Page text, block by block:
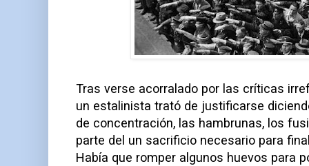
Tras verse acorralado por las críticas
un estalinista trató de justificarse
de concentración, las hambrunas, los
parte del un sacrificio necesario para
Había que romper algunos huevos para